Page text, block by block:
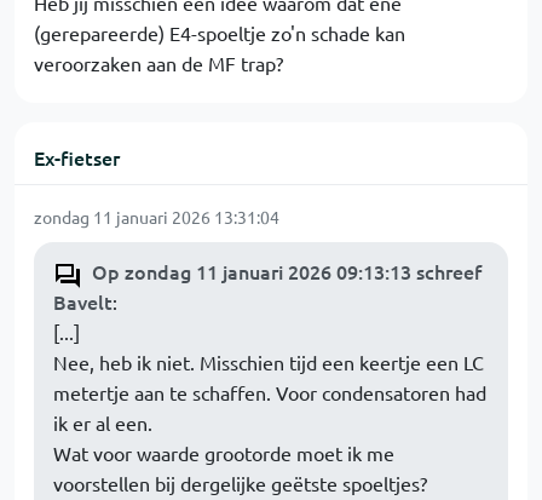
(gerepareerde) E4-spoeltje zo'n schade kan
veroorzaken aan de MF trap?
Ex-fietser
zondag 11 januari 2026 13:31:04
Op zondag 11 januari 2026 09:13:13 schreef
Bavelt:
[...]
Nee, heb ik niet. Misschien tijd een keertje een LC
metertje aan te schaffen. Voor condensatoren had
ik er al een.
Wat voor waarde grootorde moet ik me
voorstellen bij dergelijke geëtste spoeltjes?